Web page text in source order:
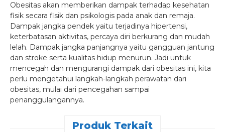
Obesitas akan memberikan dampak terhadap kesehatan
fisik secara fisik dan psikologis pada anak dan remaja.
Dampak jangka pendek yaitu terjadinya hipertensi,
keterbatasan aktivitas, percaya diri berkurang dan mudah
lelah. Dampak jangka panjangnya yaitu gangguan jantung
dan stroke serta kualitas hidup menurun. Jadi untuk
mencegah dan mengurangi dampak dari obesitas ini, kita
perlu mengetahui langkah-langkah perawatan dari
obesitas, mulai dari pencegahan sampai
penanggulangannya.
Produk Terkait